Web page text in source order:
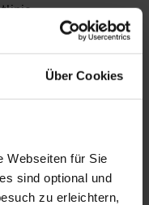
Über Cookies
Webseiten für Sie
sind optional und
zu erleichtern,
von
Auslegung:
Effekte